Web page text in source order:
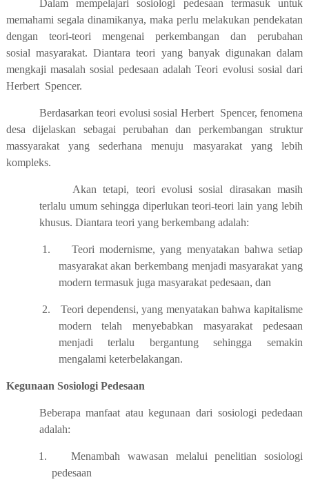
Dalam mempelajari sosiologi pedesaan termasuk untuk
memahami segala dinamikanya, maka perlu melakukan pendekatan
dengan teori-teori mengenai perkembangan dan perubahan
sosial masyarakat. Diantara teori yang banyak digunakan dalam
mengkaji masalah sosial pedesaan adalah Teori evolusi sosial dari
Herbert Spencer.
Berdasarkan teori evolusi sosial Herbert Spencer, fenomena
desa dijelaskan sebagai perubahan dan perkembangan struktur
massyarakat yang sederhana menuju masyarakat yang lebih
kompleks.
Akan tetapi, teori evolusi sosial dirasakan masih
terlalu umum sehingga diperlukan teori-teori lain yang lebih
khusus. Diantara teori yang berkembang adalah:
1.
Teori modernisme, yang menyatakan bahwa setiap
masyarakat akan berkembang menjadi masyarakat yang
modern termasuk juga masyarakat pedesaan, dan
2.
Teori dependensi, yang menyatakan bahwa kapitalisme
modern telah menyebabkan masyarakat pedesaan
menjadi terlalu bergantung sehingga semakin
mengalami keterbelakangan.
Kegunaan Sosiologi Pedesaan
Beberapa manfaat atau kegunaan dari sosiologi pededaan
adalah:
1.
Menambah wawasan melalui penelitian sosiologi
pedesaan